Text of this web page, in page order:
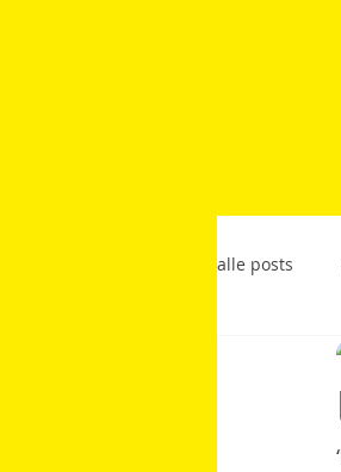
alle posts